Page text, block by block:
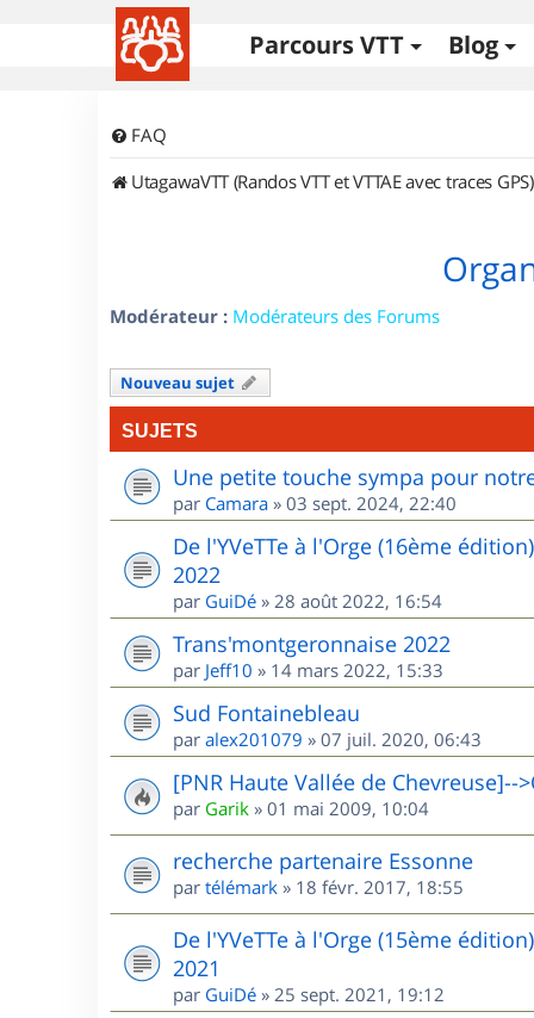
Parcours VTT Blog
FAQ
UtagawaVTT (Randos VTT et VTTAE avec traces GPS)
Modérateur : Modérateurs des Forums
Nouveau sujet
SUJETS
Une petite touche sympa pour
par Camara » 03 sept. 2024, 22:40
De l'YVeTTe à l'Orge (16ème
2022
par GuiDé » 28 août 2022, 16:54
Trans'montgeronnaise 2022
par Jeff10 » 14 mars 2022, 15:33
Sud Fontainebleau
par alex201079 » 07 juil. 2020, 06:43
[PNR Haute Vallée de
par Garik » 01 mai 2009, 10:04
recherche partenaire Essonne
par télémark » 18 févr. 2017, 18:55
De l'YVeTTe à l'Orge (15ème
2021
par GuiDé » 25 sept. 2021, 19:12